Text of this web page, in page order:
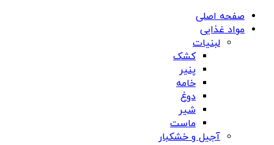
صفحه اصلی
مواد غذایی
لبنیات
کشک
پنیر
خامه
دوغ
شیر
ماست
آجیل و خشکبار